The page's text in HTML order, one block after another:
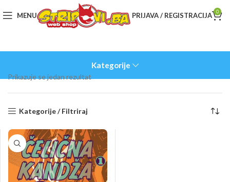
MENU PRIJAVA / REGISTRACIJA 0
Kategorije
Prikazuje se jedan rezultat
Kategorije / Filtriraj